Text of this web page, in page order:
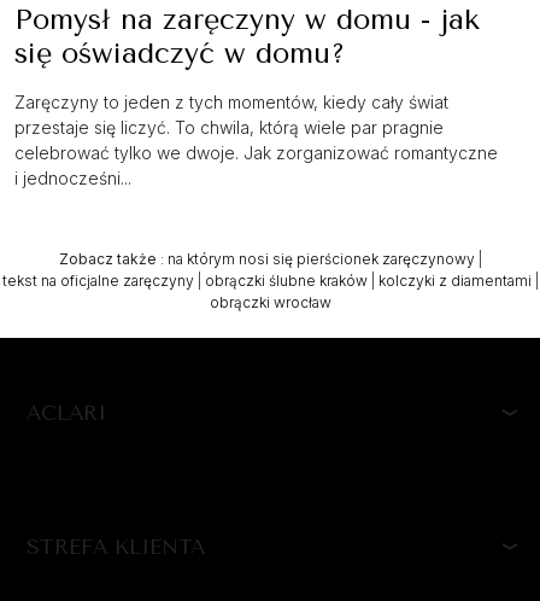
Pomysł na zaręczyny w domu - jak
się oświadczyć w domu?
Zaręczyny to jeden z tych momentów, kiedy cały świat
przestaje się liczyć. To chwila, którą wiele par pragnie
celebrować tylko we dwoje. Jak zorganizować romantyczne
i jednocześni...
Zobacz także : na którym nosi się pierścionek zaręczynowy|
tekst na oficjalne zaręczyny| obrączki ślubne kraków| kolczyki z diamentami
obrączki wrocław
ACLARI
STREFA KLIENTA